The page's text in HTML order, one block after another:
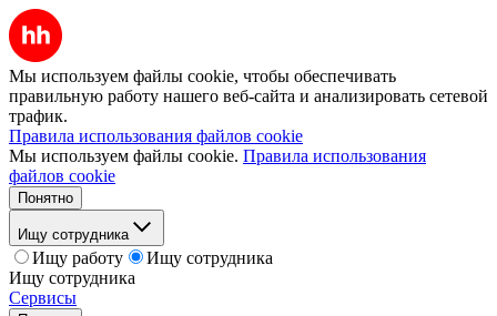
Мы используем файлы cookie, чтобы обеспечивать
правильную работу нашего веб-сайта и анализировать сетевой
трафик.
Правила использования файлов cookie
Мы используем файлы cookie. Правила использования
файлов cookie
Понятно
Ищу сотрудника
Ищу работу
Ищу сотрудника
Ищу сотрудника
Сервисы